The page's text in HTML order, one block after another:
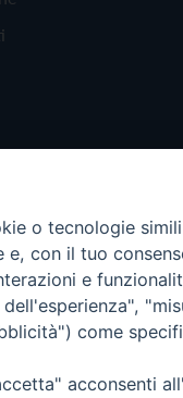
2019 - Tutti i
o tecnologie
e, con il tuo
e
come
acconsenti